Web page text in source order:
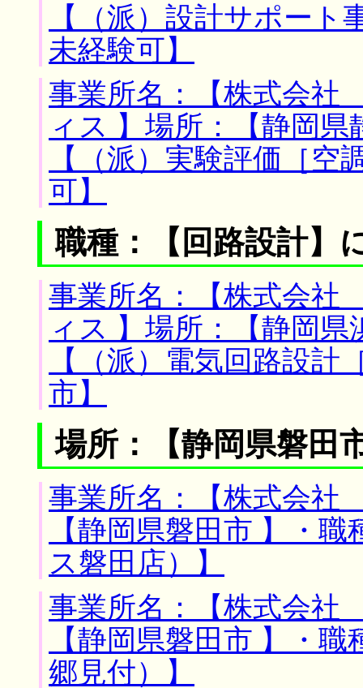
【（派）設計サポー
未経験可】
事業所名：【株式会
ィス 】場所：【静岡
【（派）実験評価［空
可】
職種：【回路設計】
事業所名：【株式会
ィス 】場所：【静岡
【（派）電気回路設
市】
場所：【静岡県磐田
事業所名：【株式会
【静岡県磐田市 】・
ス磐田店）】
事業所名：【株式会
【静岡県磐田市 】・
郷見付）】